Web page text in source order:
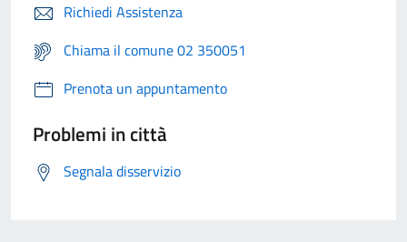
Richiedi Assistenza
Chiama il comune 02 350051
Prenota un appuntamento
Problemi in città
Segnala disservizio